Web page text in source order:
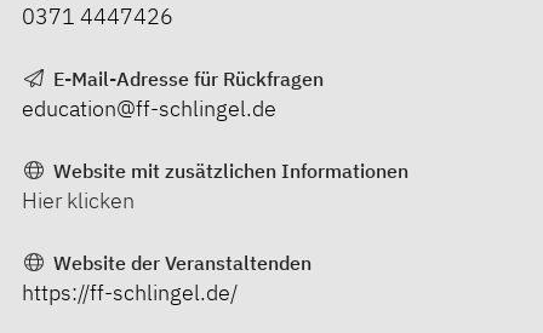
0371 4447426
E-Mail-Adresse für Rückfragen
education@ff-schlingel.de
Website mit zusätzlichen Informationen
Hier klicken
Website der Veranstaltenden
https://ff-schlingel.de/